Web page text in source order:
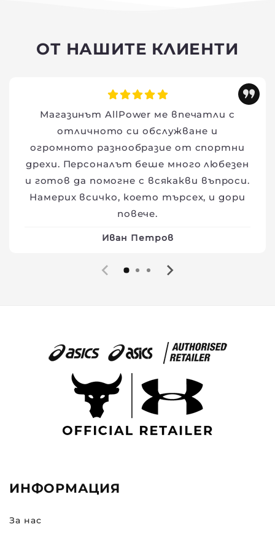
ОТ НАШИТЕ КЛИЕНТИ
Магазинът AllPower ме впечатли с
отличното си обслужване и
огромното разнообразие от спортни
дрехи. Персоналът беше много любезен
и готов да помогне с всякакви въпроси.
Намерих всичко, което търсех, и дори
повече.
Иван Петров
ИНФОРМАЦИЯ
За нас